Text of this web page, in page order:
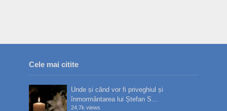
Cele mai citite
Unde și când vor fi priveghiul și
înmormântarea lui Ștefan S...
24.7k views